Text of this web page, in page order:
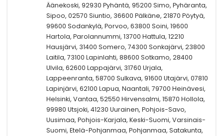
Äänekoski, 92930 Pyhäntä, 95200 Simo, Pyhäranta,
Sipoo, 02570 Siuntio, 36600 Pälkäne, 21870 Pöytyä,
99600 Sodankylä, Porvoo, 63800 Soini, 19600
Hartola, Parolannummi, 13700 Hattula, 12210
Hausjärvi, 31400 Somero, 74300 Sonkajärvi, 23800
Laitila, 73100 Lapinlahti, 88600 Sotkamo, 28400
Ulvila, 62600 Lappajärvi, 31760 Urjala,
Lappeenranta, 58700 Sulkava, 91600 Utajärvi, 07810
Lapinjärvi, 62100 Lapua, Naantali, 79700 Heinävesi,
Helsinki, Vantaa, 52550 Hirvensalmi, 15870 Hollola,
99980 Utsjoki, 41230 Uurainen, Pohjois-Savo,
Uusimaa, Pohjois-Karjala, Keski-Suomi, Varsinais-
Suomi, Etelä-Pohjanmaa, Pohjanmaa, Satakunta,